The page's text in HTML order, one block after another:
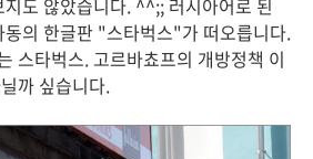
도 않았습니다. ^^;; 러시아어로 된
동의 한글판 "스타벅스"가 떠오릅니다.
스타벅스. 고르바쵸프의 개방정책 이
까 싶습니다.